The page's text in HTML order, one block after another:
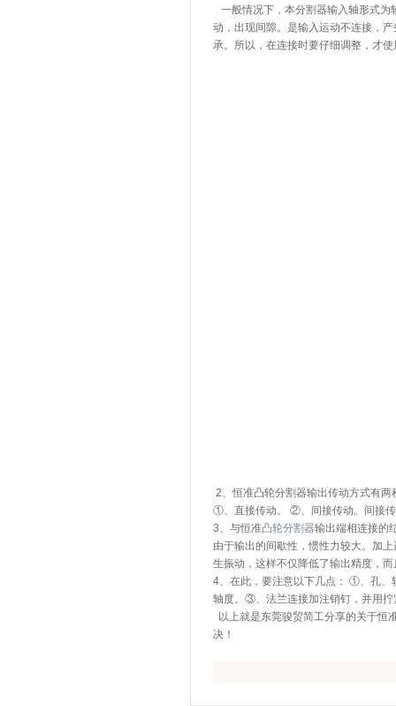
一般情况下，本分割器输入轴形式为
动，出现间隙。是输入运动不连接，
承。所以，在连接时要仔细调整，才
2、恒准凸轮分割器输出传动方式有两
①、直接传动。 ②、间接传动。间接
3、与恒准凸轮分割器输出端相连接的
由于输出的间歇性，惯性力较大。加
生振动，这样不仅降低了输出精度，
4、在此，要注意以下几点： ①、孔、
轴度。③、法兰连接加注销钉，并用拧
以上就是东莞骏贸简工分享的关于恒
决！